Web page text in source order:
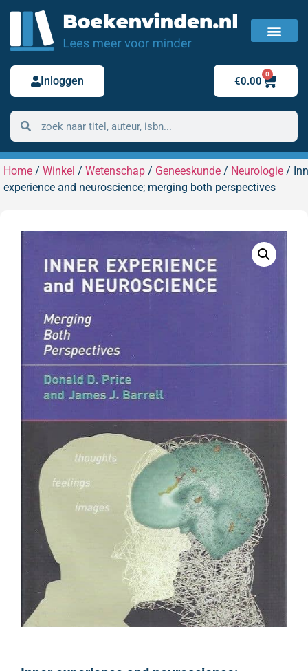
Inloggen €0.00
0
Home / Winkel / Wetenschap / Geneeskunde / Neurologie /
experience and neuroscience; merging both perspectives